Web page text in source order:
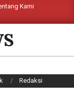
Kami
Redaksi